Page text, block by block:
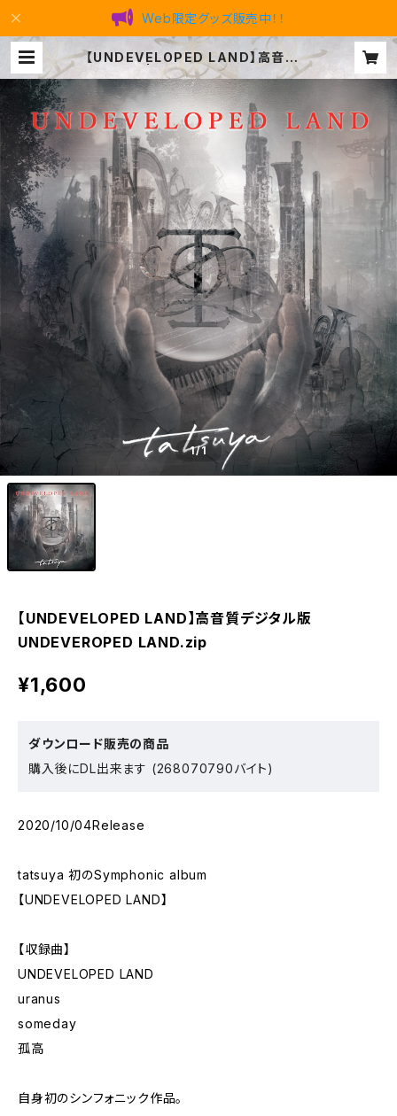
Web限定グッズ販売中！！
【UNDEVELOPED LAND】高音質デ
ジタル版 | tatsuya official SHO
P
1/1
【UNDEVELOPED LAND】高音質デジタル版
UNDEVEROPED LAND.zip
¥1,600
ダウンロード販売の商品
購入後にDL出来ます (268070790バイト)
2020/10/04Release
tatsuya 初のSymphonic album
【UNDEVELOPED LAND】
【収録曲】
UNDEVELOPED LAND
uranus
someday
孤高
自身初のシンフォニック作品。